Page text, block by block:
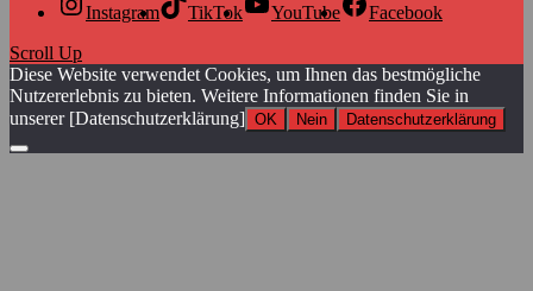
Instagram TikTok YouTube
Facebook
Scroll Up
Diese Website verwendet Cookies, um Ihnen das bestmögliche
Nutzererlebnis zu bieten. Weitere Informationen finden Sie in
unserer [Datenschutzerklärung] OK Nein Datenschutzerklärung